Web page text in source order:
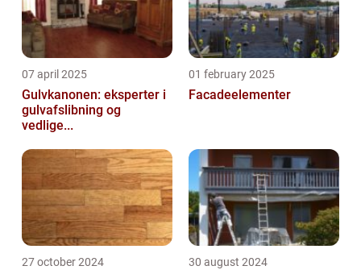
07 april 2025
Gulvkanonen: eksperter i
gulvafslibning og
vedlige...
01 february 2025
Facadeelementer
27 october 2024 30 august 2024